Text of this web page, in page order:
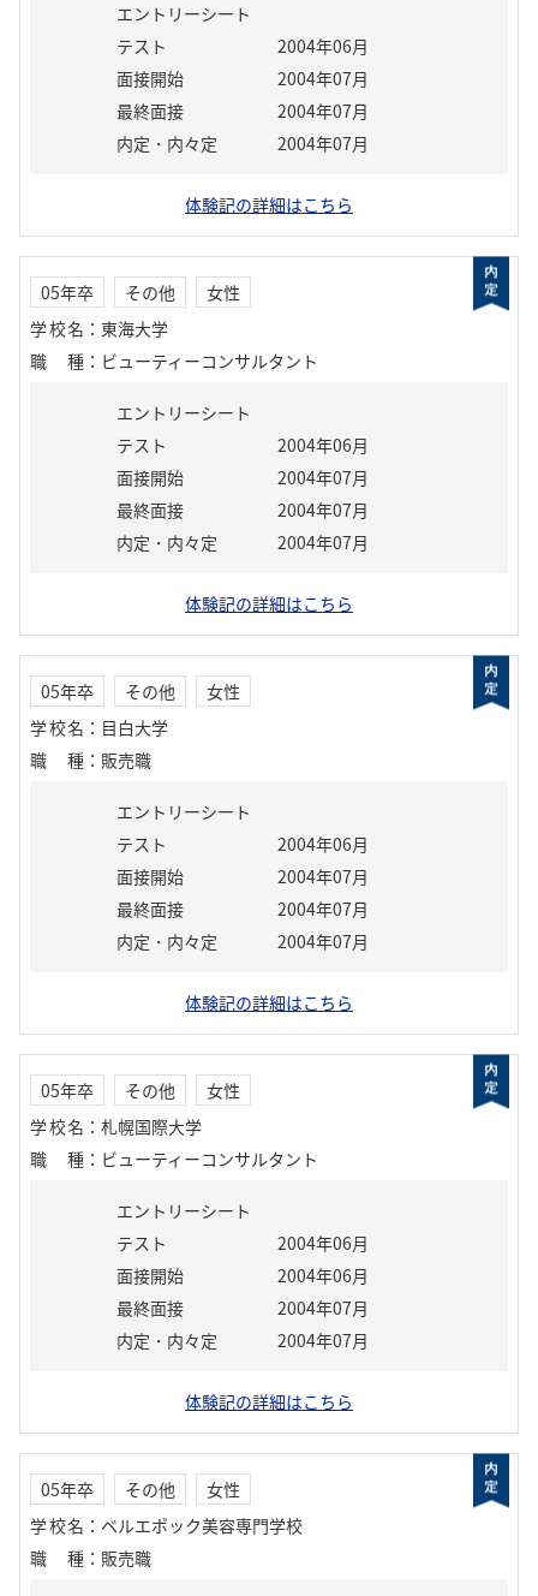
エントリーシート
テスト
2004年06月
面接開始
2004年07月
最終面接
2004年07月
内定・内々定
2004年07月
体験記の詳細はこちら
05年卒 その他
女性
学校名 ： 東海大学
職種 ： ビューティーコンサルタント
エントリーシート
テスト
2004年06月
面接開始
2004年07月
最終面接
2004年07月
内定・内々定
2004年07月
体験記の詳細はこちら
05年卒 その他
女性
学校名 ： 目白大学
職種 ： 販売職
エントリーシート
テスト
2004年06月
面接開始
2004年07月
最終面接
2004年07月
内定・内々定
2004年07月
体験記の詳細はこちら
05年卒 その他
女性
学校名 ： 札幌国際大学
職種 ： ビューティーコンサルタント
エントリーシート
テスト
2004年06月
面接開始
2004年06月
最終面接
2004年07月
内定・内々定
2004年07月
体験記の詳細はこちら
05年卒 その他
女性
学校名 ： ベルエポック美容専門学校
職種 ： 販売職